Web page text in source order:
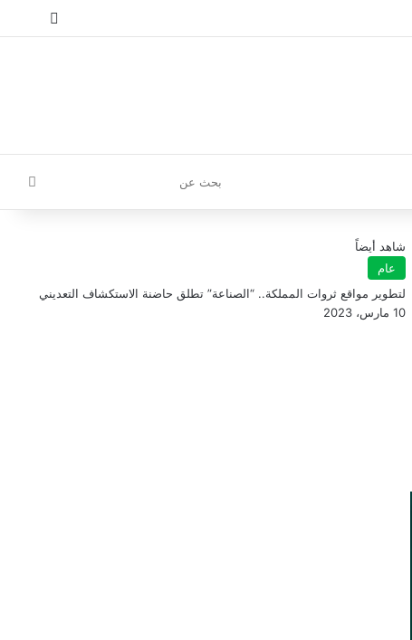
تسجيل
عن
شاهد أيضاً
عام
لتطوير مواقع ثروات المملكة.. “الصناعة” تطلق حاضنة الاستكشاف التعديني
10 مارس، 2023